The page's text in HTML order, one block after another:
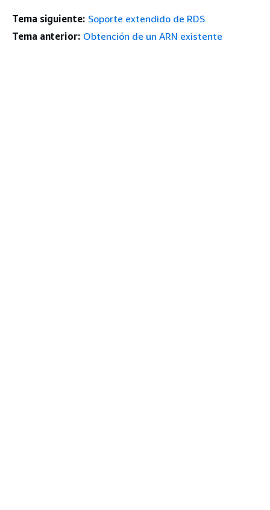
Tema siguiente: Soporte extendido de RDS
Tema anterior: Obtención de un ARN existente